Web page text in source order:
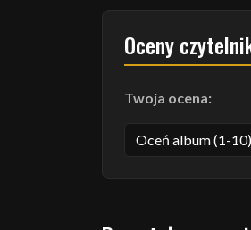
Oceny
Twoja ocena: